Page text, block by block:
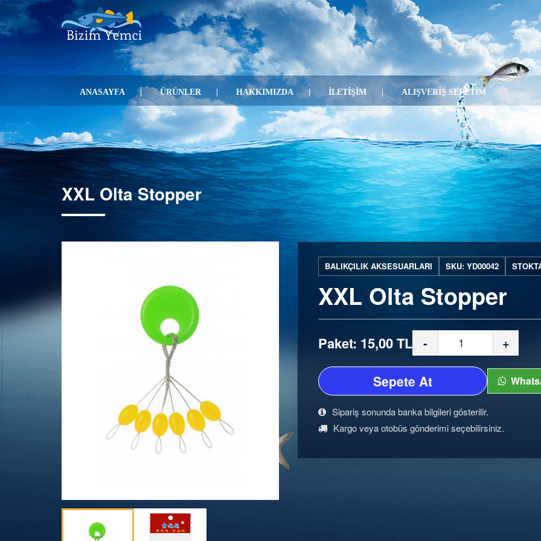
ANASAYFA ÜRÜNLER HAKKIMIZDA İLETİŞİM ALIŞVERİŞ SEPETİM
XXL Olta Stopper
BALIKÇILIK AKSESUARLARI SKU: YD00042
XXL Olta Stopper
Paket: 15,00 TL - +
Sepete At
Sipariş sonunda banka bilgileri gösterilir.
Kargo veya otobüs gönderimi seçebilirsiniz.